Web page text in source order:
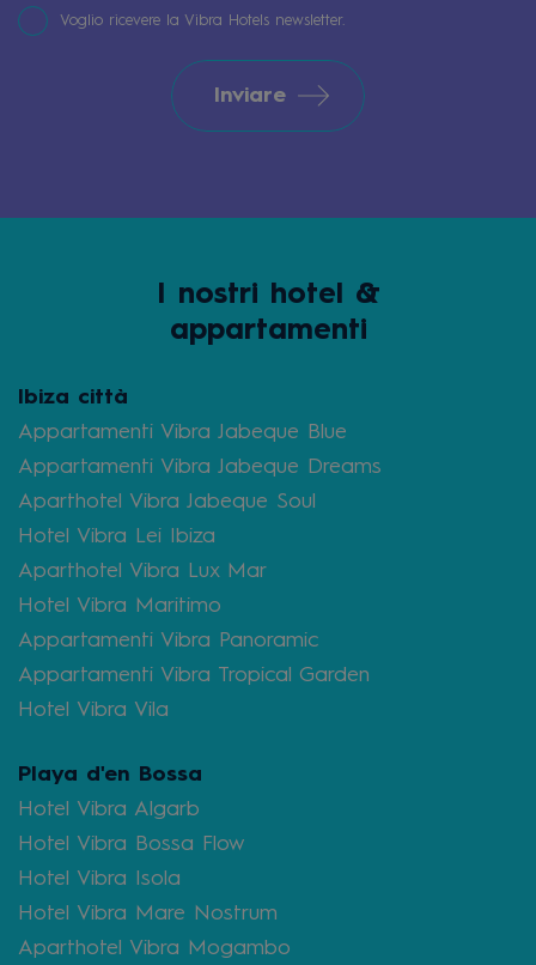
Voglio ricevere la Vibra Hotels newsletter.
Inviare
I nostri hotel &
appartamenti
Ibiza città
Appartamenti Vibra Jabeque Blue
Appartamenti Vibra Jabeque Dreams
Aparthotel Vibra Jabeque Soul
Hotel Vibra Lei Ibiza
Aparthotel Vibra Lux Mar
Hotel Vibra Maritimo
Appartamenti Vibra Panoramic
Appartamenti Vibra Tropical Garden
Hotel Vibra Vila
Playa d'en Bossa
Hotel Vibra Algarb
Hotel Vibra Bossa Flow
Hotel Vibra Isola
Hotel Vibra Mare Nostrum
Aparthotel Vibra Mogambo